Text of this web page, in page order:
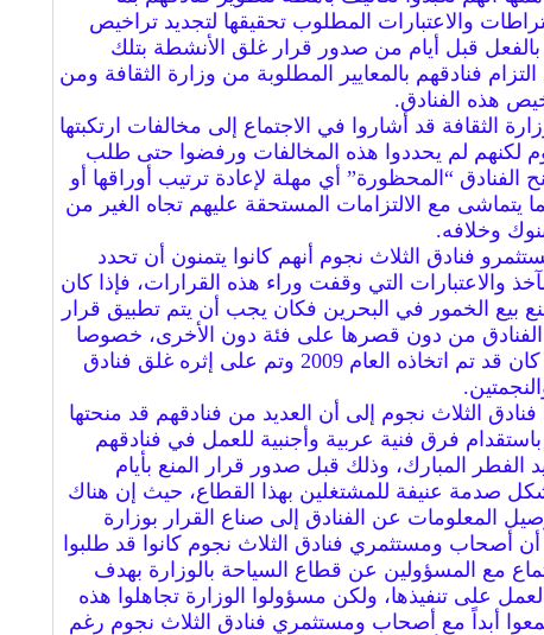
والاعتبارات المطلوب تحقيقها لتجديد تراخيص
بالفعل قبل أيام من صدور قرار غلق الأنشطة بتلك
التزام فنادقهم بالمعايير المطلوبة من وزارة الثقافة ومن
هذه الفنادق.
الثقافة قد أشاروا في الاجتماع إلى مخالفات ارتكبتها
لكنهم لم يحددوا هذه المخالفات ورفضوا حتى طلب
الفنادق “المحظورة” أي مهلة لإعادة ترتيب أوراقها أو
يتماشى مع الالتزامات المستحقة عليهم تجاه الغير من
وخلافه.
فنادق الثلاث نجوم أنهم كانوا يتمنون أن تحدد
والاعتبارات التي وقفت وراء هذه القرارات، فإذا كان
بيع الخمور في البحرين فكان يجب أن يتم تطبيق قرار
الفنادق من دون قصرها على فئة دون الأخرى، خصوصا
أن قراراً مشابهاً كان قد تم اتخاذه العام 2009 وتم على إثره غلق فنادق
الثلاث نجوم إلى أن العديد من فنادقهم قد منحتها
فرق فنية عربية وأجنبية للعمل في فنادقهم
الفطر المبارك، وذلك قبل صدور قرار المنع بأيام
صدمة عنيفة للمشتغلين بهذا القطاع، حيث إن هناك
المعلومات عن الفنادق إلى صناع القرار بوزارة
أن أصحاب ومستثمري فنادق الثلاث نجوم كانوا قد طلبوا
مع المسؤولين عن قطاع السياحة بالوزارة بهدف
على تنفيذها، ولكن مسؤولوا الوزارة تجاهلوا هذه
أبداً مع أصحاب ومستثمري فنادق الثلاث نجوم رغم